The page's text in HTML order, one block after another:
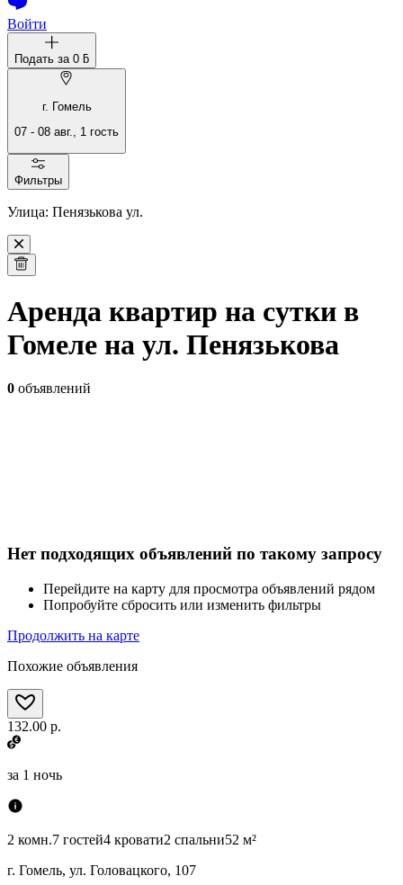
Войти
Подать за 0 ƃ
г. Гомель
07 - 08 авг., 1 гость
Фильтры
Улица: Пенязькова ул.
Аренда квартир на сутки в
Гомеле на ул. Пенязькова
0 объявлений
Нет подходящих объявлений по такому запросу
Перейдите на карту для просмотра объявлений рядом
Попробуйте сбросить или изменить фильтры
Продолжить на карте
Похожие объявления
132.00 р.
за 1 ночь
2 комн.7 гостей4 кровати2 спальни52 м²
г. Гомель, ул. Головацкого, 107